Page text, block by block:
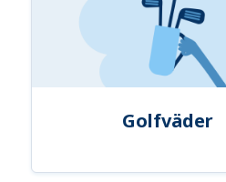
Golfväder